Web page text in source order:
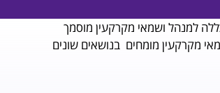
למנהל ושמאי מקרקעין מוסמך
מקרקעין מומחים בנושאים שונים